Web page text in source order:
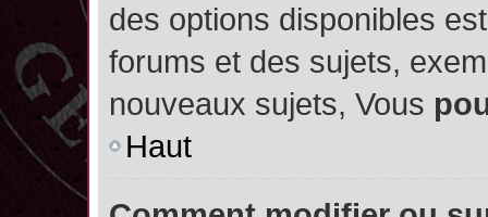
des options disponibles
forums et des sujets,
nouveaux sujets, Vous
Haut